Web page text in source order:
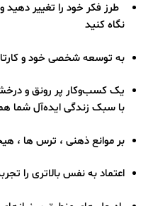
طرز فکر خود را تغییر
نگاه کنید
به توسعه شخصی خود و
یک کسب‌وکار پر رونق و
با سبک زندگی ایده‌آل شما
بر موانع ذهنی ، ترس ها ،
اعتماد به نفس بالاتری را